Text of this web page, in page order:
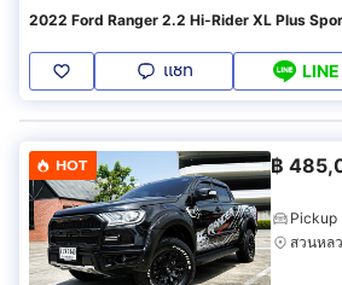
2022 Ford Ranger 2.2 Hi-Rider XL Plus
แชท LINE
HOT ฿
Pickup
สวนหล